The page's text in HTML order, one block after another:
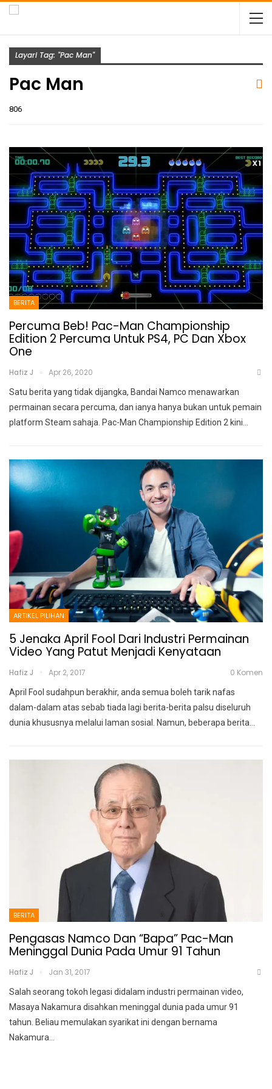
Layari Tag: "Pac Man"
Pac Man
806
BERITA
Percuma Beb! Pac-Man Championship
Edition 2 Percuma Untuk PS4, PC Dan Xbox
One
Hafiz J Apr 26, 2020
Satu berita yang tidak dijangka, Bandai Namco menawarkan
permainan secara percuma, dan ianya hanya bukan untuk pemain
platform Steam sahaja. Pac-Man Championship Edition 2 kini
ARTIKEL PILIHAN
5 Jenaka April Fool Dari Industri Permainan
Video Yang Patut Menjadi Kenyataan
Hafiz J Apr 2, 2017 0 Komen
April Fool sudahpun berakhir, anda semua boleh tarik nafas
dalam-dalam atas sebab tiada lagi berita-berita palsu diseluruh
dunia khususnya melalui laman sosial. Namun, beberapa berita…
BERITA
Pengasas Namco Dan “Bapa” Pac-Man
Meninggal Dunia Pada Umur 91 Tahun
Hafiz J Jan 31, 2017
Salah seorang tokoh legasi didalam industri permainan video,
Masaya Nakamura disahkan meninggal dunia pada umur 91
tahun. Beliau memulakan syarikat ini dengan bernama
Nakamura…